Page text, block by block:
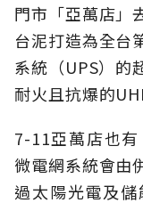
門市「亞萬店」
台泥打造為全台
系統（UPS）的
耐火且抗爆的
7-11亞萬店也
微電網系統會由
過太陽光電及